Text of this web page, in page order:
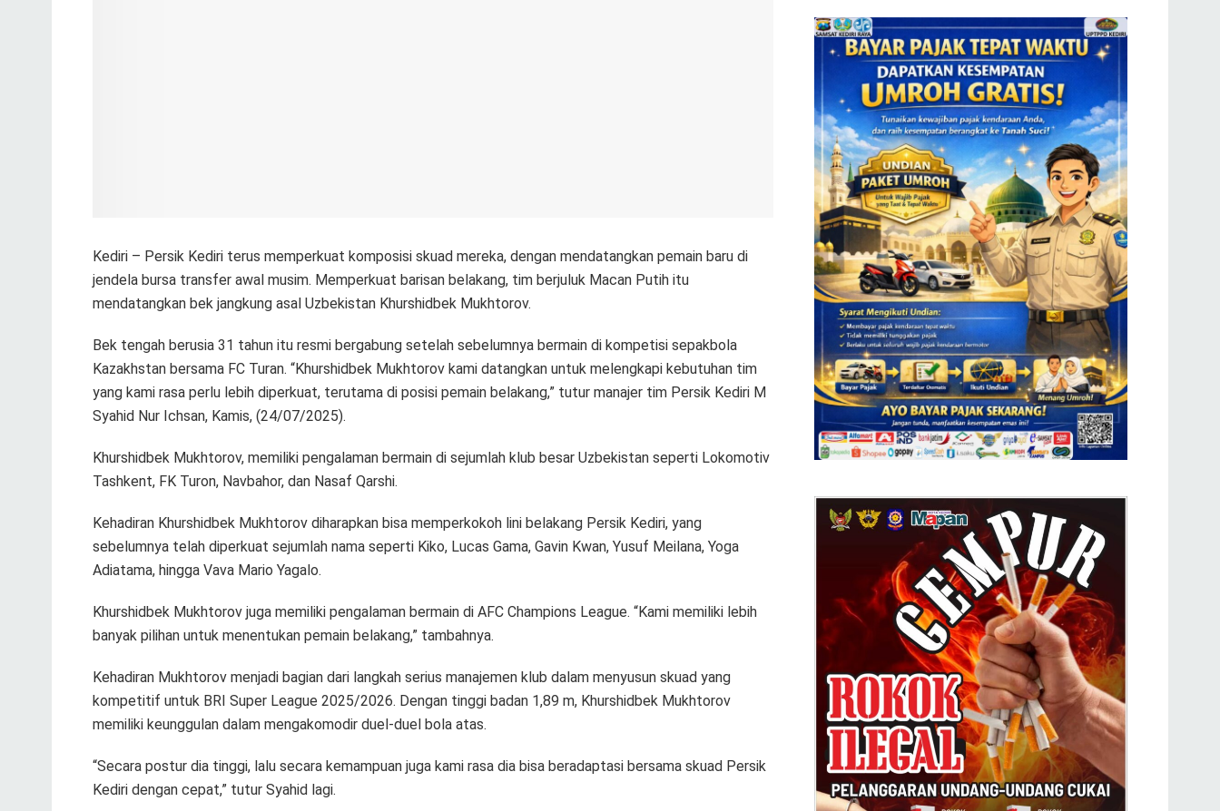
Kediri – Persik Kediri terus memperkuat komposisi skuad mereka, dengan mendatangkan pemain baru di
jendela bursa transfer awal musim. Memperkuat barisan belakang, tim berjuluk Macan Putih itu
mendatangkan bek jangkung asal Uzbekistan Khurshidbek Mukhtorov.
Bek tengah berusia 31 tahun itu resmi bergabung setelah sebelumnya bermain di kompetisi sepakbola
Kazakhstan bersama FC Turan. “Khurshidbek Mukhtorov kami datangkan untuk melengkapi kebutuhan tim
yang kami rasa perlu lebih diperkuat, terutama di posisi pemain belakang,” tutur manajer tim Persik Kediri M
Syahid Nur Ichsan, Kamis, (24/07/2025).
Khurshidbek Mukhtorov, memiliki pengalaman bermain di sejumlah klub besar Uzbekistan seperti Lokomotiv
Tashkent, FK Turon, Navbahor, dan Nasaf Qarshi.
Kehadiran Khurshidbek Mukhtorov diharapkan bisa memperkokoh lini belakang Persik Kediri, yang
sebelumnya telah diperkuat sejumlah nama seperti Kiko, Lucas Gama, Gavin Kwan, Yusuf Meilana, Yoga
Adiatama, hingga Vava Mario Yagalo.
Khurshidbek Mukhtorov juga memiliki pengalaman bermain di AFC Champions League. “Kami memiliki lebih
banyak pilihan untuk menentukan pemain belakang,” tambahnya.
Kehadiran Mukhtorov menjadi bagian dari langkah serius manajemen klub dalam menyusun skuad yang
kompetitif untuk BRI Super League 2025/2026. Dengan tinggi badan 1,89 m, Khurshidbek Mukhtorov
memiliki keunggulan dalam mengakomodir duel-duel bola atas.
“Secara postur dia tinggi, lalu secara kemampuan juga kami rasa dia bisa beradaptasi bersama skuad Persik
Kediri dengan cepat,” tutur Syahid lagi.